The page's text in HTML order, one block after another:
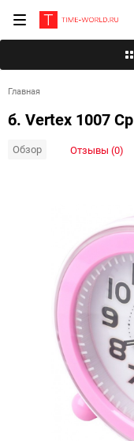
Главная
б. Vertex 1007 Ср
Обзор Отзывы (0)